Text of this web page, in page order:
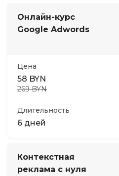
Онлайн-курс
Google Adwords
Цена
58 BYN
269 BYN
Длительность
6 дней
Контекстная
реклама с нуля